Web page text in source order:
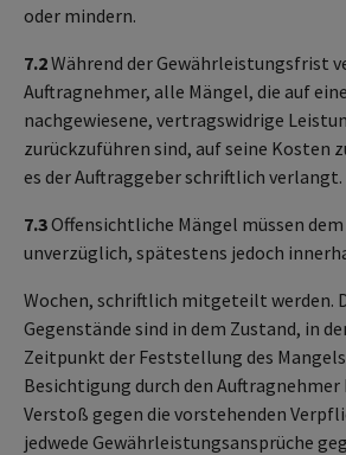
oder mindern.
7.2Während der Gewährleistungsfrist
Auftragnehmer, alle Mängel, die auf
nachgewiesene, vertragswidrige
zurückzuführen sind, auf seine Kosten
es der Auftraggeber schriftlich verlangt.
7.3Offensichtliche Mängel müssen
unverzüglich, spätestens jedoch
Wochen, schriftlich mitgeteilt werden.
Gegenstände sind in dem Zustand, in
Zeitpunkt der Feststellung des
Besichtigung durch den
Verstoß gegen die vorstehenden
jedwede Gewährleistungsansprüche